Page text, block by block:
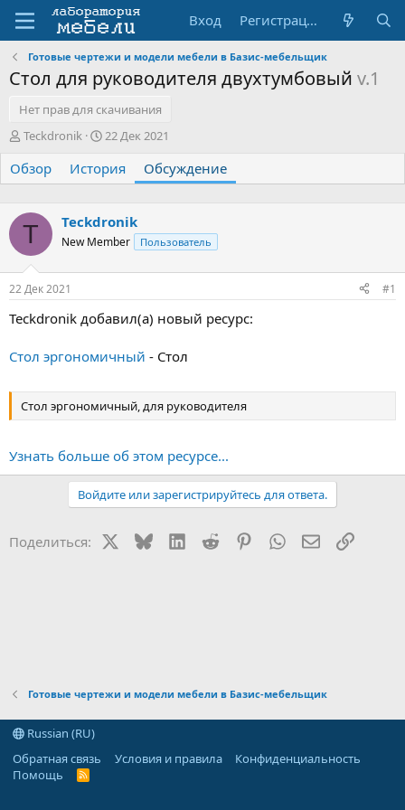
Вход Регистрация
Готовые чертежи и модели мебели в Базис-мебельщик
Стол для руководителя двухтумбовый v.1
Нет прав для скачивания
А
т
о
т
ы
Teckdronik
Д
т
а
а
а
22 Дек 2021
Обзор История Обсуждение
T Teckdronik
New Member Пользователь
22 Дек 2021 #1
Teckdronik добавил(а) новый ресурс:
Стол эргономичный - Стол
Стол эргономичный, для руководителя
Узнать больше об этом ресурсе...
Войдите или зарегистрируйтесь для ответа.
Поделиться: BlueskyLinkedIn
Reddit PinterestWhatsApp Ссылка
Готовые чертежи и модели мебели в Базис-мебельщик
Russian (RU)
Обратная связь
Условия и правила
Конфиденциальность
Помощь
R